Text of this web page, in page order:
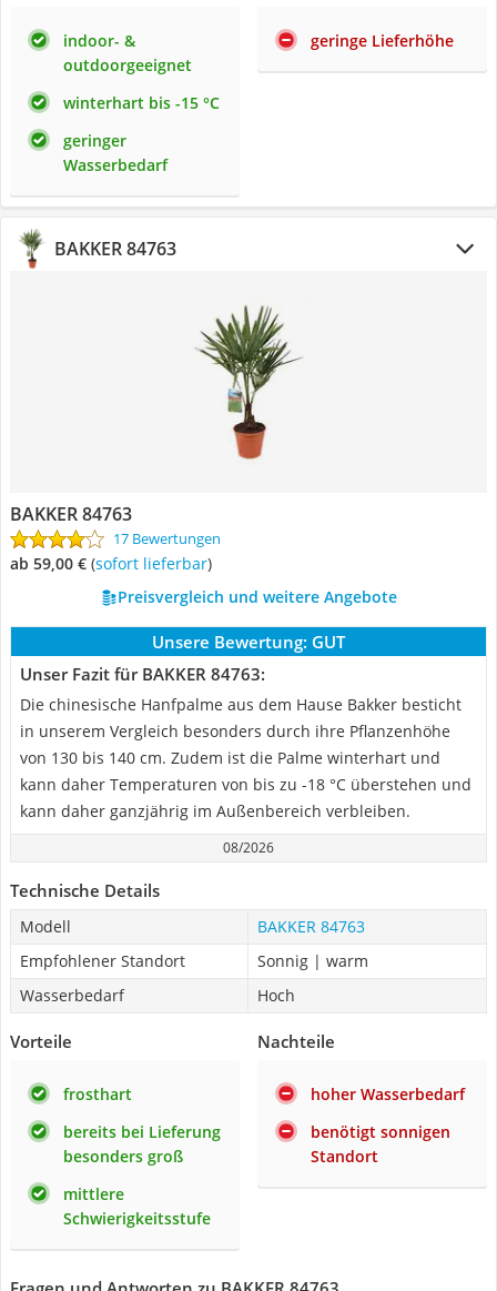
indoor- &
outdoorgeeignet
winterhart bis -15 °C
geringer
Wasserbedarf
geringe Lieferhöhe
BAKKER 84763
BAKKER 84763
17 Bewertungen
ab 59,00 € ( Sofort lieferbar)
Preisvergleich und weitere Angebote
Unsere Bewertung: GUT
Unser Fazit für BAKKER 84763:
Die chinesische Hanfpalme aus dem Hause Bakker besticht
in unserem Vergleich besonders durch ihre Pflanzenhöhe
von 130 bis 140 cm. Zudem ist die Palme winterhart und
kann daher Temperaturen von bis zu -18 °C überstehen und
kann daher ganzjährig im Außenbereich verbleiben.
08/2026
Technische Details
Modell
BAKKER 84763
Empfohlener Standort
Sonnig | warm
Wasserbedarf
Hoch
Vorteile
frosthart
bereits bei Lieferung
besonders groß
mittlere
Schwierigkeitsstufe
Nachteile
hoher Wasserbedarf
benötigt sonnigen
Standort